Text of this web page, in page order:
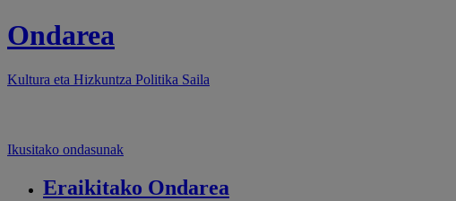
Ondarea
Kultura eta Hizkuntza Politika Saila
Ikusitako ondasunak
Eraikitako Ondarea